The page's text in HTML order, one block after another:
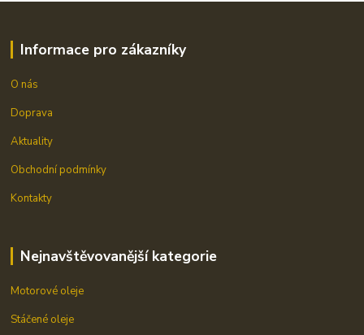
Informace pro zákazníky
O nás
Doprava
Aktuality
Obchodní podmínky
Kontakty
Nejnavštěvovanější kategorie
Motorové oleje
Stáčené oleje